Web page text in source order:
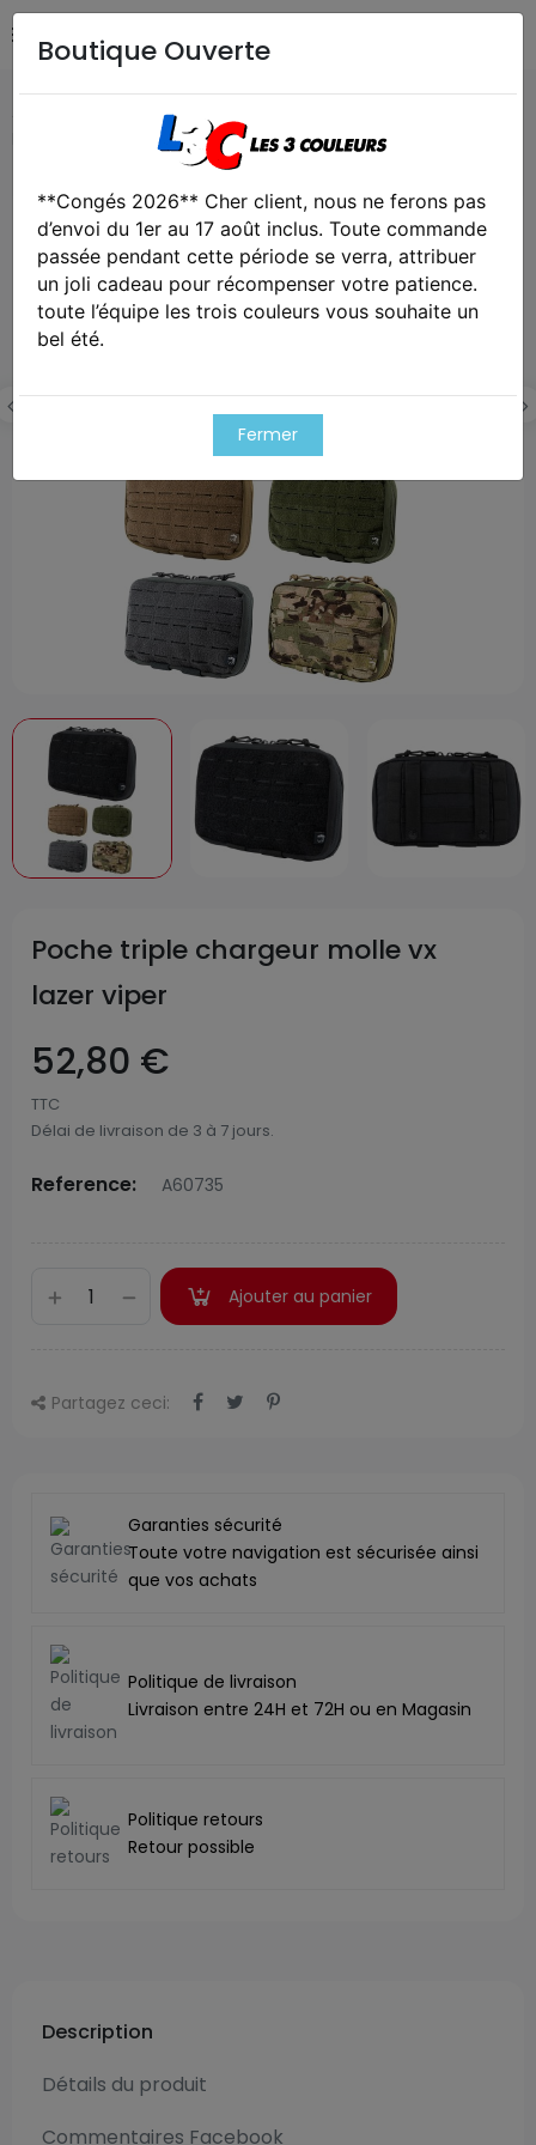
Airsoft / Paintball
Poche triple chargeur molle vx lazer viper
Exclusivité web !
Poche triple chargeur molle vx
lazer viper
52,80 €
TTC
Délai de livraison de 3 à 7 jours.
Reference: A60735
Ajouter au panier
Partagez ceci:
Garanties sécurité
Toute votre navigation est sécurisée ainsi
que vos achats
Politique de livraison
Livraison entre 24H et 72H ou en Magasin
Politique retours
Retour possible
Description
Détails du produit
Commentaires Facebook
Boutique Ouverte
**Congés 2026** Cher client, nous ne ferons pas
d’envoi du 1er au 17 août inclus. Toute commande
passée pendant cette période se verra, attribuer
un joli cadeau pour récompenser votre patience.
toute l’équipe les trois couleurs vous souhaite un
bel été.
Fermer